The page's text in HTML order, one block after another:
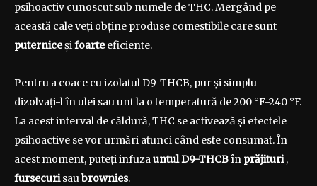
psihoactiv cunoscut sub numele de THC. Mergând pe
această cale veți obține produse comestibile care sunt
puterniceșifoarteeficiente.
Pentru a coace cu izolatul D9-THCB, pur și simplu
dizolvați-l în ulei sau unt la o temperatură de 200 °F-240 °F.
La acest interval de căldură, THC se activează și efectele
psihoactive se vor urmări atunci când este consumat. În
acest moment, puteți infuzauntul D9-THCBîn prăjituri,
fursecurisaubrownies.